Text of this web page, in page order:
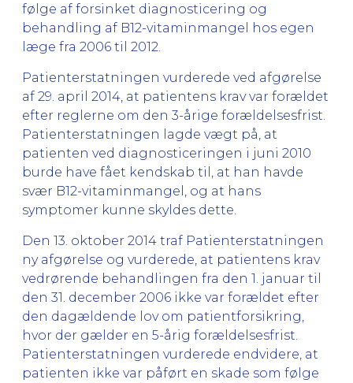
følge af forsinket diagnosticering og
behandling af B12-vitaminmangel hos egen
læge fra 2006 til 2012.
Patienterstatningen vurderede ved afgørelse
af 29. april 2014, at patientens krav var forældet
efter reglerne om den 3-årige forældelsesfrist.
Patienterstatningen lagde vægt på, at
patienten ved diagnosticeringen i juni 2010
burde have fået kendskab til, at han havde
svær B12-vitaminmangel, og at hans
symptomer kunne skyldes dette.
Den 13. oktober 2014 traf Patienterstatningen
ny afgørelse og vurderede, at patientens krav
vedrørende behandlingen fra den 1. januar til
den 31. december 2006 ikke var forældet efter
den dagældende lov om patientforsikring,
hvor der gælder en 5-årig forældelsesfrist.
Patienterstatningen vurderede endvidere, at
patienten ikke var påført en skade som følge